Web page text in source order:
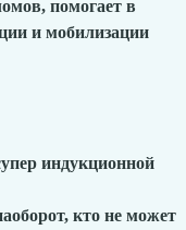
помогает в
и мобилизации
индукционной
кто не может